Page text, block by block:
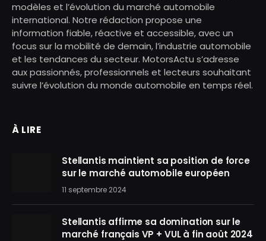
modèles et l’évolution du marché automobile
international. Notre rédaction propose une
information fiable, réactive et accessible, avec un
focus sur la mobilité de demain, l’industrie automobile
et les tendances du secteur. MotorsActu s’adresse
aux passionnés, professionnels et lecteurs souhaitant
suivre l’évolution du monde automobile en temps réel.
À LIRE
Stellantis maintient sa position de force
sur le marché automobile européen
11 septembre 2024
Stellantis affirme sa domination sur le
marché français VP + VUL à fin août 2024